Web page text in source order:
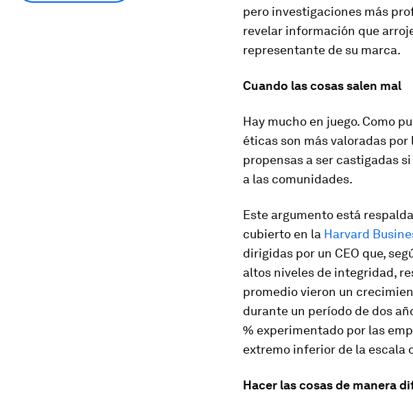
pero investigaciones más
revelar información que
representante de su marca.
Cuando las cosas salen mal
Hay mucho en juego. Como
éticas son más valoradas
propensas a ser castigadas
a las comunidades.
Este argumento está
cubierto en la Harvard
dirigidas por un CEO que,
altos niveles de integridad,
promedio vieron un
durante un período de dos
% experimentado por las
extremo inferior de la escala
Hacer las cosas de manera